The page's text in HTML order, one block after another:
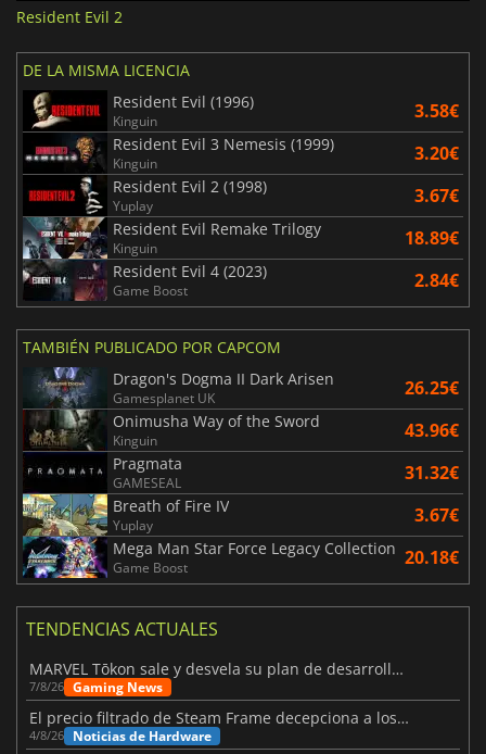
Resident Evil 2
DE LA MISMA LICENCIA
Resident Evil (1996)
Kinguin 3.58€
Resident Evil 3 Nemesis (1999)
Kinguin 3.20€
Resident Evil 2 (1998)
Yuplay 3.67€
Resident Evil Remake Trilogy
Kinguin 18.89€
Resident Evil 4 (2023)
Game Boost 2.84€
TAMBIÉN PUBLICADO POR CAPCOM
Dragon's Dogma II Dark Arisen
Gamesplanet UK 26.25€
Onimusha Way of the Sword
Kinguin 43.96€
Pragmata
GAMESEAL 31.32€
Breath of Fire IV
Yuplay 3.67€
Mega Man Star Force Legacy Collection
Game Boost 20.18€
TENDENCIAS ACTUALES
MARVEL Tōkon sale y desvela su plan de desarrollo para el primer año
7/8/26 Gaming News
El precio filtrado de Steam Frame decepciona a los usuarios
4/8/26 Noticias de Hardware